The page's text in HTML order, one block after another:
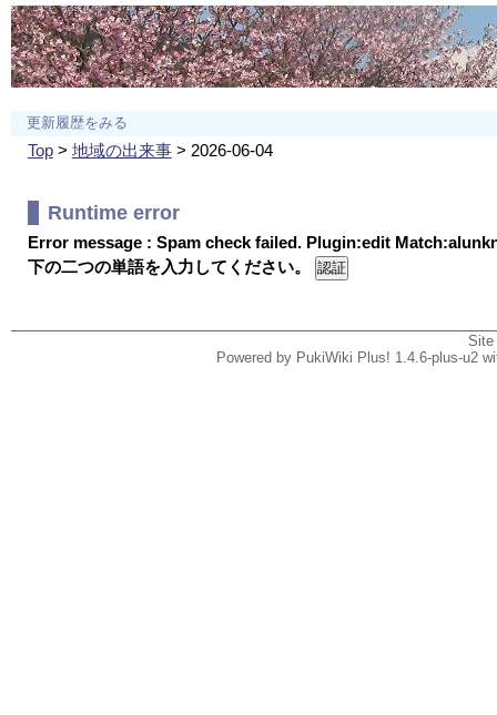
更新履歴をみる
Top> 地域の出来事> 2026-06-04
Runtime error
Error message : Spam check failed. Plugin:edit
下の二つの単語を入力してください。
Powered by PukiWiki Plus! 1.4.6-plus-u2